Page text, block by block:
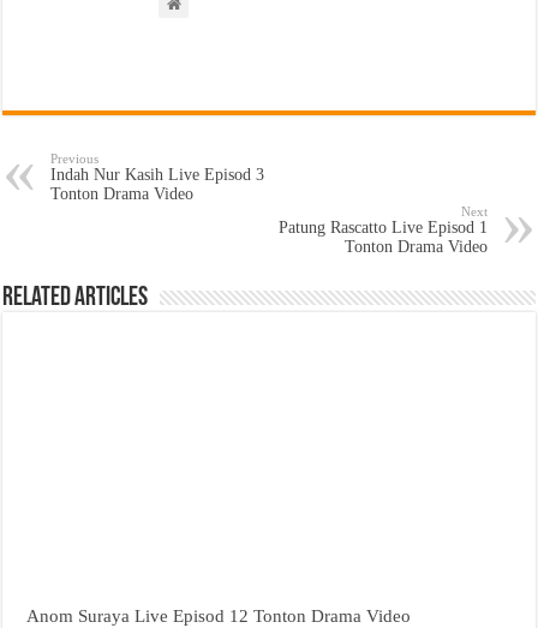
Previous
Indah Nur Kasih Live Episod 3
Tonton Drama Video
Next
Patung Rascatto Live Episod 1
Tonton Drama Video
Related Articles
Anom Suraya Live Episod 12 Tonton Drama Video